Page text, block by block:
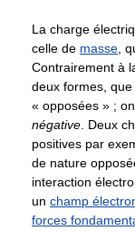
La charge
celle de masse ,
Contrairement à
deux formes,
« opposées » ;
négative . Deux
positives par
de nature
interaction
un champ
forces